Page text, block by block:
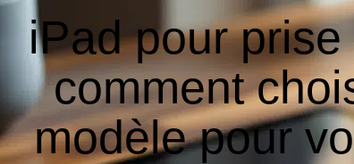
iPad pour
comment
modèle pour